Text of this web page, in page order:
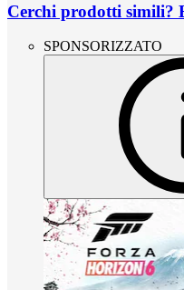
Cerchi prodotti simili?
SPONSORIZZATO